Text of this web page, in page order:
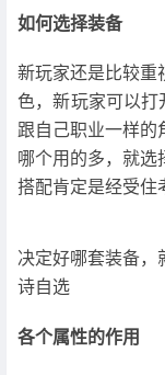
如何选择装备
新玩家还是比较重
色，新玩家可以打
跟自己职业一样的
哪个用的多，就选
搭配肯定是经受住
决定好哪套装备，
诗自选
各个属性的作用